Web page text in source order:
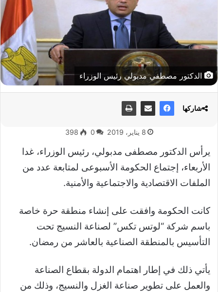
الدكتور مصطفي مدبولي رئيس الوزراء
8 يناير، 2019 0
398
يرأس الدكتور مصطفى مدبولي، رئيس الوزراء، غدا
الأربعاء، إجتماع الحكومة الأسبوعى لمتابعة عدد من
الملفات الاقتصادية والاجتماعية والأمنية.
كانت الحكومة وافقت على إنشاء منطقة حرة خاصة
باسم شركة “لوتس تكس” لصناعة النسيج تحت
التأسيس بالمنطقة الصناعية بالعاشر من رمضان.
يأتي ذلك في إطار اهتمام الدولة بقطاع الصناعة
والعمل على تطوير صناعة الغزل والنسيج، وذلك من
شاركها